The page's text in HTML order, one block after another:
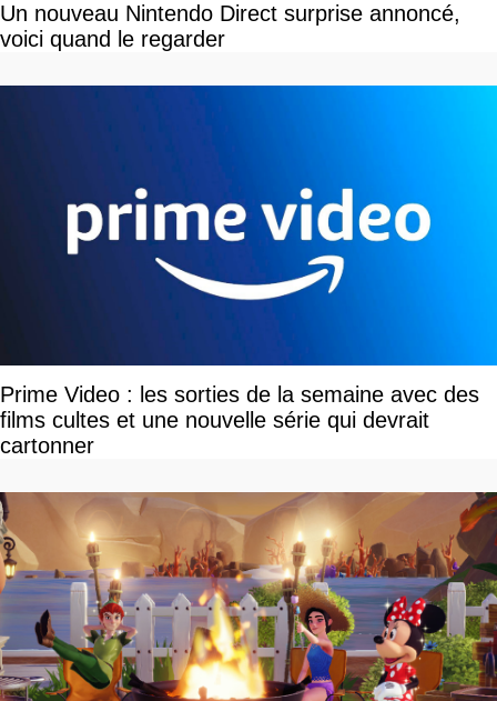
Un nouveau Nintendo Direct surprise annoncé,
voici quand le regarder
Prime Video : les sorties de la semaine avec des
films cultes et une nouvelle série qui devrait
cartonner